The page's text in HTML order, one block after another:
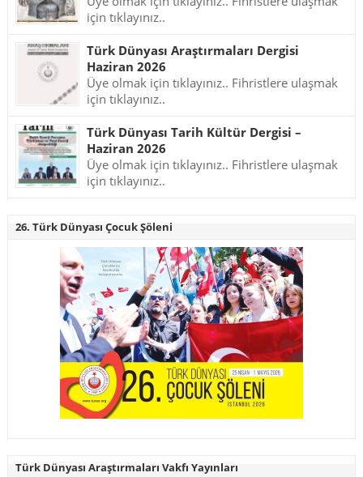
için tıklayınız..
Türk Dünyası Araştırmaları Dergisi
Haziran 2026
Üye olmak için tıklayınız.. Fihristlere ulaşmak
için tıklayınız..
Türk Dünyası Tarih Kültür Dergisi –
Haziran 2026
Üye olmak için tıklayınız.. Fihristlere ulaşmak
için tıklayınız..
26. Türk Dünyası Çocuk Şöleni
Türk Dünyası Araştırmaları Vakfı Yayınları